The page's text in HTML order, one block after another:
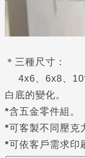
＊三種尺寸：
4x6、6x8、
白底的變化。
*含五金零件組。
*可客製不同壓克
*可依客戶需求印